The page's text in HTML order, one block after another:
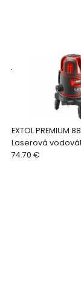
EXTOL PREMIUM
Laserová
samonivelačná,
.
74.70 €